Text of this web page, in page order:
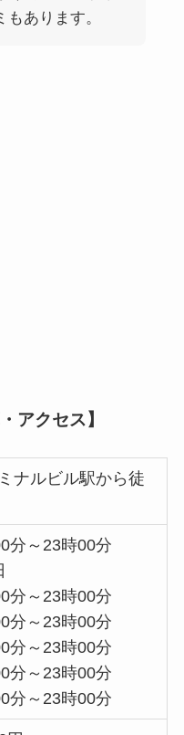
あります。
アクセス】
ナルビル駅から徒
分～23時00分
分～23時00分
分～23時00分
分～23時00分
分～23時00分
分～23時00分